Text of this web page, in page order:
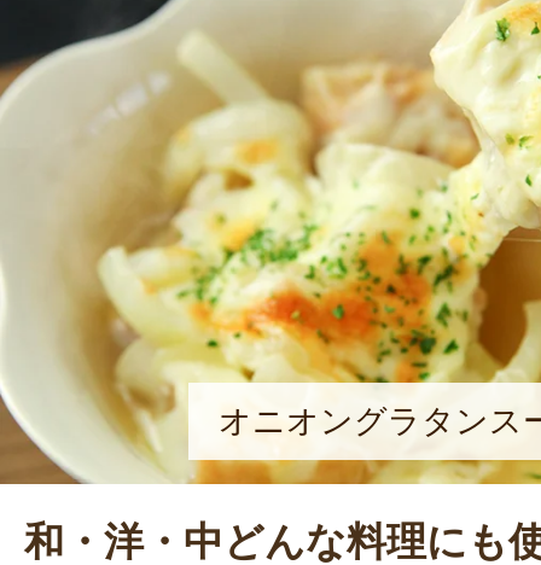
オニオングラタンス
和・洋・中どんな料理にも